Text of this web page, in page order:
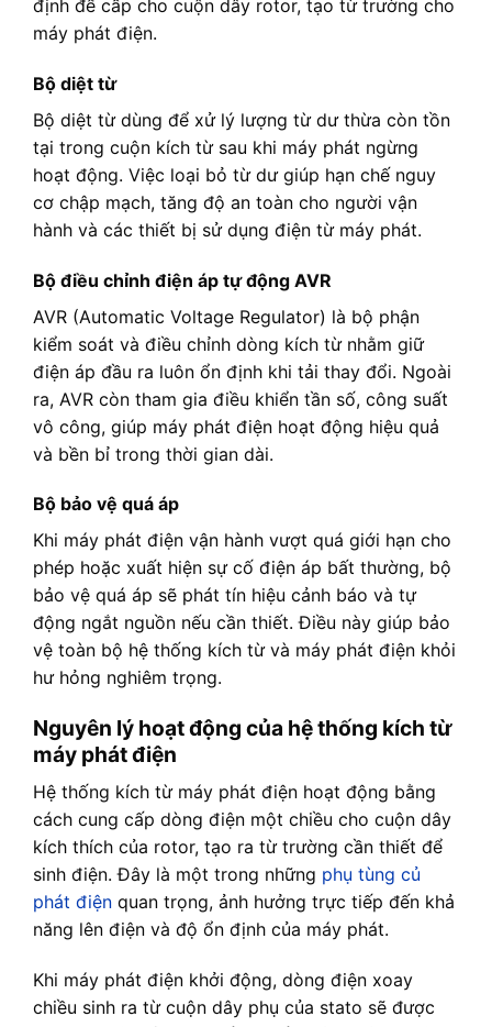
định để cấp cho cuộn dây rotor, tạo từ trường cho
máy phát điện.
Bộ diệt từ
Bộ diệt từ dùng để xử lý lượng từ dư thừa còn tồn
tại trong cuộn kích từ sau khi máy phát ngừng
hoạt động. Việc loại bỏ từ dư giúp hạn chế nguy
cơ chập mạch, tăng độ an toàn cho người vận
hành và các thiết bị sử dụng điện từ máy phát.
Bộ điều chỉnh điện áp tự động AVR
AVR (Automatic Voltage Regulator) là bộ phận
kiểm soát và điều chỉnh dòng kích từ nhằm giữ
điện áp đầu ra luôn ổn định khi tải thay đổi. Ngoài
ra, AVR còn tham gia điều khiển tần số, công suất
vô công, giúp máy phát điện hoạt động hiệu quả
và bền bỉ trong thời gian dài.
Bộ bảo vệ quá áp
Khi máy phát điện vận hành vượt quá giới hạn cho
phép hoặc xuất hiện sự cố điện áp bất thường, bộ
bảo vệ quá áp sẽ phát tín hiệu cảnh báo và tự
động ngắt nguồn nếu cần thiết. Điều này giúp bảo
vệ toàn bộ hệ thống kích từ và máy phát điện khỏi
hư hỏng nghiêm trọng.
Nguyên lý hoạt động của hệ thống kích từ
máy phát điện
Hệ thống kích từ máy phát điện hoạt động bằng
cách cung cấp dòng điện một chiều cho cuộn dây
kích thích của rotor, tạo ra từ trường cần thiết để
sinh điện. Đây là một trong những phụ tùng củ
phát điện quan trọng, ảnh hưởng trực tiếp đến khả
năng lên điện và độ ổn định của máy phát.
Khi máy phát điện khởi động, dòng điện xoay
chiều sinh ra từ cuộn dây phụ của stato sẽ được